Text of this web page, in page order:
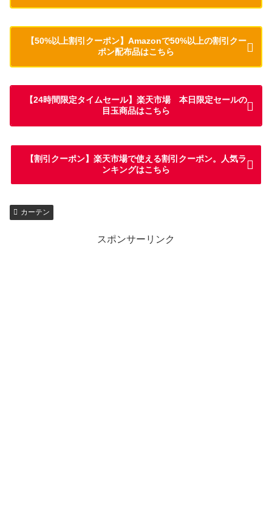
【50%以上割引クーポン】Amazonで50%以上の割引クー
ポン配布品はこちら
【24時間限定タイムセール】楽天市場 本日限定セールの
目玉商品はこちら
【割引クーポン】楽天市場で使える割引クーポン。人気ラ
ンキングはこちら
カーテン
スポンサーリンク